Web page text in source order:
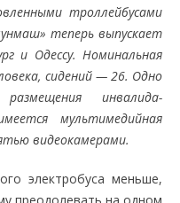
троллейбусами
теперь выпускает
и Одессу. Номинальная
сидений — 26. Одно
инвалида-
мультимедийная
видеокамерами.
электробуса меньше,